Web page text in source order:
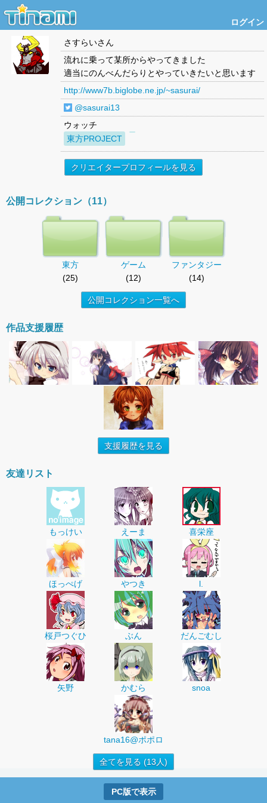
ログイン
さすらいさん
流れに乗って某所からやってきました
適当にのんべんだらりとやっていきたいと思います
http://www7b.biglobe.ne.jp/~sasurai/
@sasurai13
ウォッチ
東方PROJECT
クリエイタープロフィールを見る
公開コレクション（11）
東方
(25)
ゲーム
(12)
ファンタジー
(14)
公開コレクション一覧へ
作品支援履歴
支援履歴を見る
友達リスト
もっけい えーま 喜栄座
ほっぺげ やつき l.
桜戸つぐひ ぶん だんごむし
矢野 かむら snoa
tana16@ポポロ
全てを見る (13人)
PC版で表示